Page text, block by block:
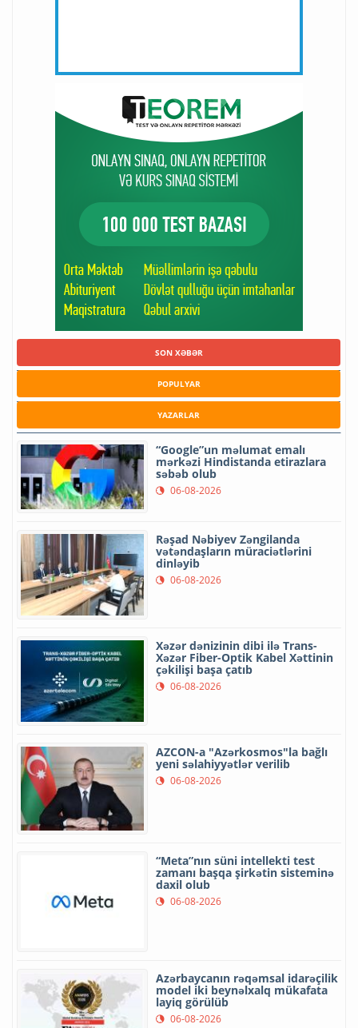
SON XƏBƏR
POPULYAR
YAZARLAR
“Google”un məlumat emalı
mərkəzi Hindistanda etirazlara
səbəb olub
06-08-2026
Rəşad Nəbiyev Zəngilanda
vətəndaşların müraciətlərini
dinləyib
06-08-2026
Xəzər dənizinin dibi ilə Trans-
Xəzər Fiber-Optik Kabel Xəttinin
çəkilişi başa çatıb
06-08-2026
AZCON-a "Azərkosmos"la bağlı
yeni səlahiyyətlər verilib
06-08-2026
“Meta”nın süni intellekti test
zamanı başqa şirkətin sisteminə
daxil olub
06-08-2026
Azərbaycanın rəqəmsal idarəçilik
model iki beynəlxalq mükafata
layiq görülüb
06-08-2026